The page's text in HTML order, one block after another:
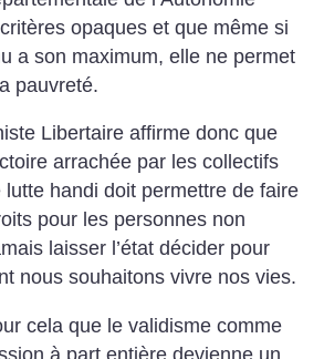
opaques et que même si
a son maximum, elle ne permet
pauvreté.
Libertaire affirme donc que
arrachée par les collectifs
handi doit permettre de faire
pour les personnes non
laisser l’état décider pour
nous souhaitons vivre nos vies.
cela que le validisme comme
à part entière devienne un